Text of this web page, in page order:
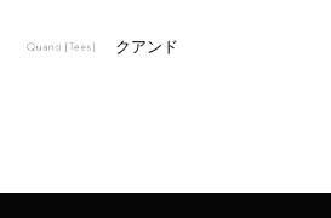
クアンド